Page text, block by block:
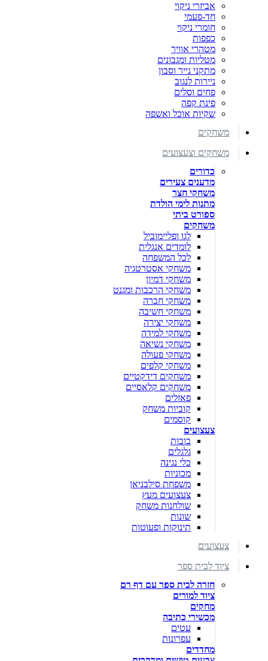
אביזרי ניקוי
חד-פעמי
חומרי ניקוי
כפפות
מטהרי אוויר
מטליות ומגבונים
מתקני נייר וסבון
ניירות לנגוב
פחים וסלים
פינת קפה
שקיות אוכל ואשפה
משחקים
משחקים וצעצועים
כדורים
מדענים צעירים
משחקי חצר
מתנות לימי הולדת
ספורט ביתי
משחקים
לגו ופליימוביל
לומדים אנגלית
לכל המשפחה
משחקי אסטרטגיה
משחקי דמיון
משחקי הרכבות ומגנט
משחקי חברה
משחקי חשיבה
משחקי יצירה
משחקי למידה
משחקי נשיאה
משחקי פעולה
משחקי קלפים
משחקים דידקטיים
משחקים קלאסיים
פאזלים
קוביות משחק
קוסמים
צעצועים
בובות
גלגלים
כלי נגינה
מכוניות
משפחת סילבניאן
צעצועים מעץ
שולחנות משחק
שונות
תינוקות ופעוטות
צעצועים
ציוד לבית ספר
חזרה לבית ספר עם דף רם
ציוד למורים
מחקים
מכשירי כתיבה
עטים
עפרונות
מחדדים